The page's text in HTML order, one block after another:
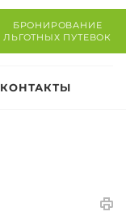
БРОНИРОВАНИЕ
ЛЬГОТНЫХ ПУТЕВОК
КОНТАКТЫ